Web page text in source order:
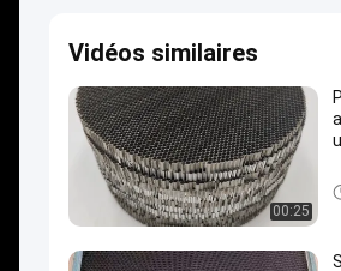
Vidéos similaires
00:25